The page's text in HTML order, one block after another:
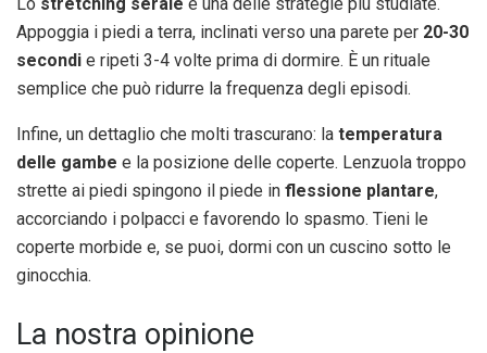
Appoggia i piedi a terra, inclinati verso una parete per 20-30
secondi e ripeti 3-4 volte prima di dormire. È un rituale
semplice che può ridurre la frequenza degli episodi.
Infine, un dettaglio che molti trascurano: la temperatura
delle gambe e la posizione delle coperte. Lenzuola troppo
strette ai piedi spingono il piede in flessione plantare,
accorciando i polpacci e favorendo lo spasmo. Tieni le
coperte morbide e, se puoi, dormi con un cuscino sotto le
ginocchia.
La nostra opinione